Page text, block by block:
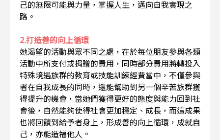
己的無限可能與力量，掌握人生，邁向自我實現之
路。
2.打造善的向上循環
她渴望的活動與眾不同之處，在於每位朋友參與各類
活動中所支付或捐贈的費用，同時部分費用將轉投入
特殊境遇族群的教育或技能訓練經費當中，不僅參與
者在自我成長的同時，還能幫助到另一個辛苦族群獲
得提升的機會，當她們獲得更好的態度與能力回到社
會後，自然能夠使得社會更加穩定、成長，而這成果
也將回饋到給予者身上，形成善的向上循環，成就自
己，亦能造福他人。